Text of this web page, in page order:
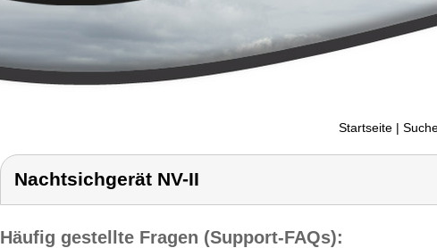
Startseite |
Nachtsichgerät NV-II
Häufig gestellte Fragen (Support-FAQs):